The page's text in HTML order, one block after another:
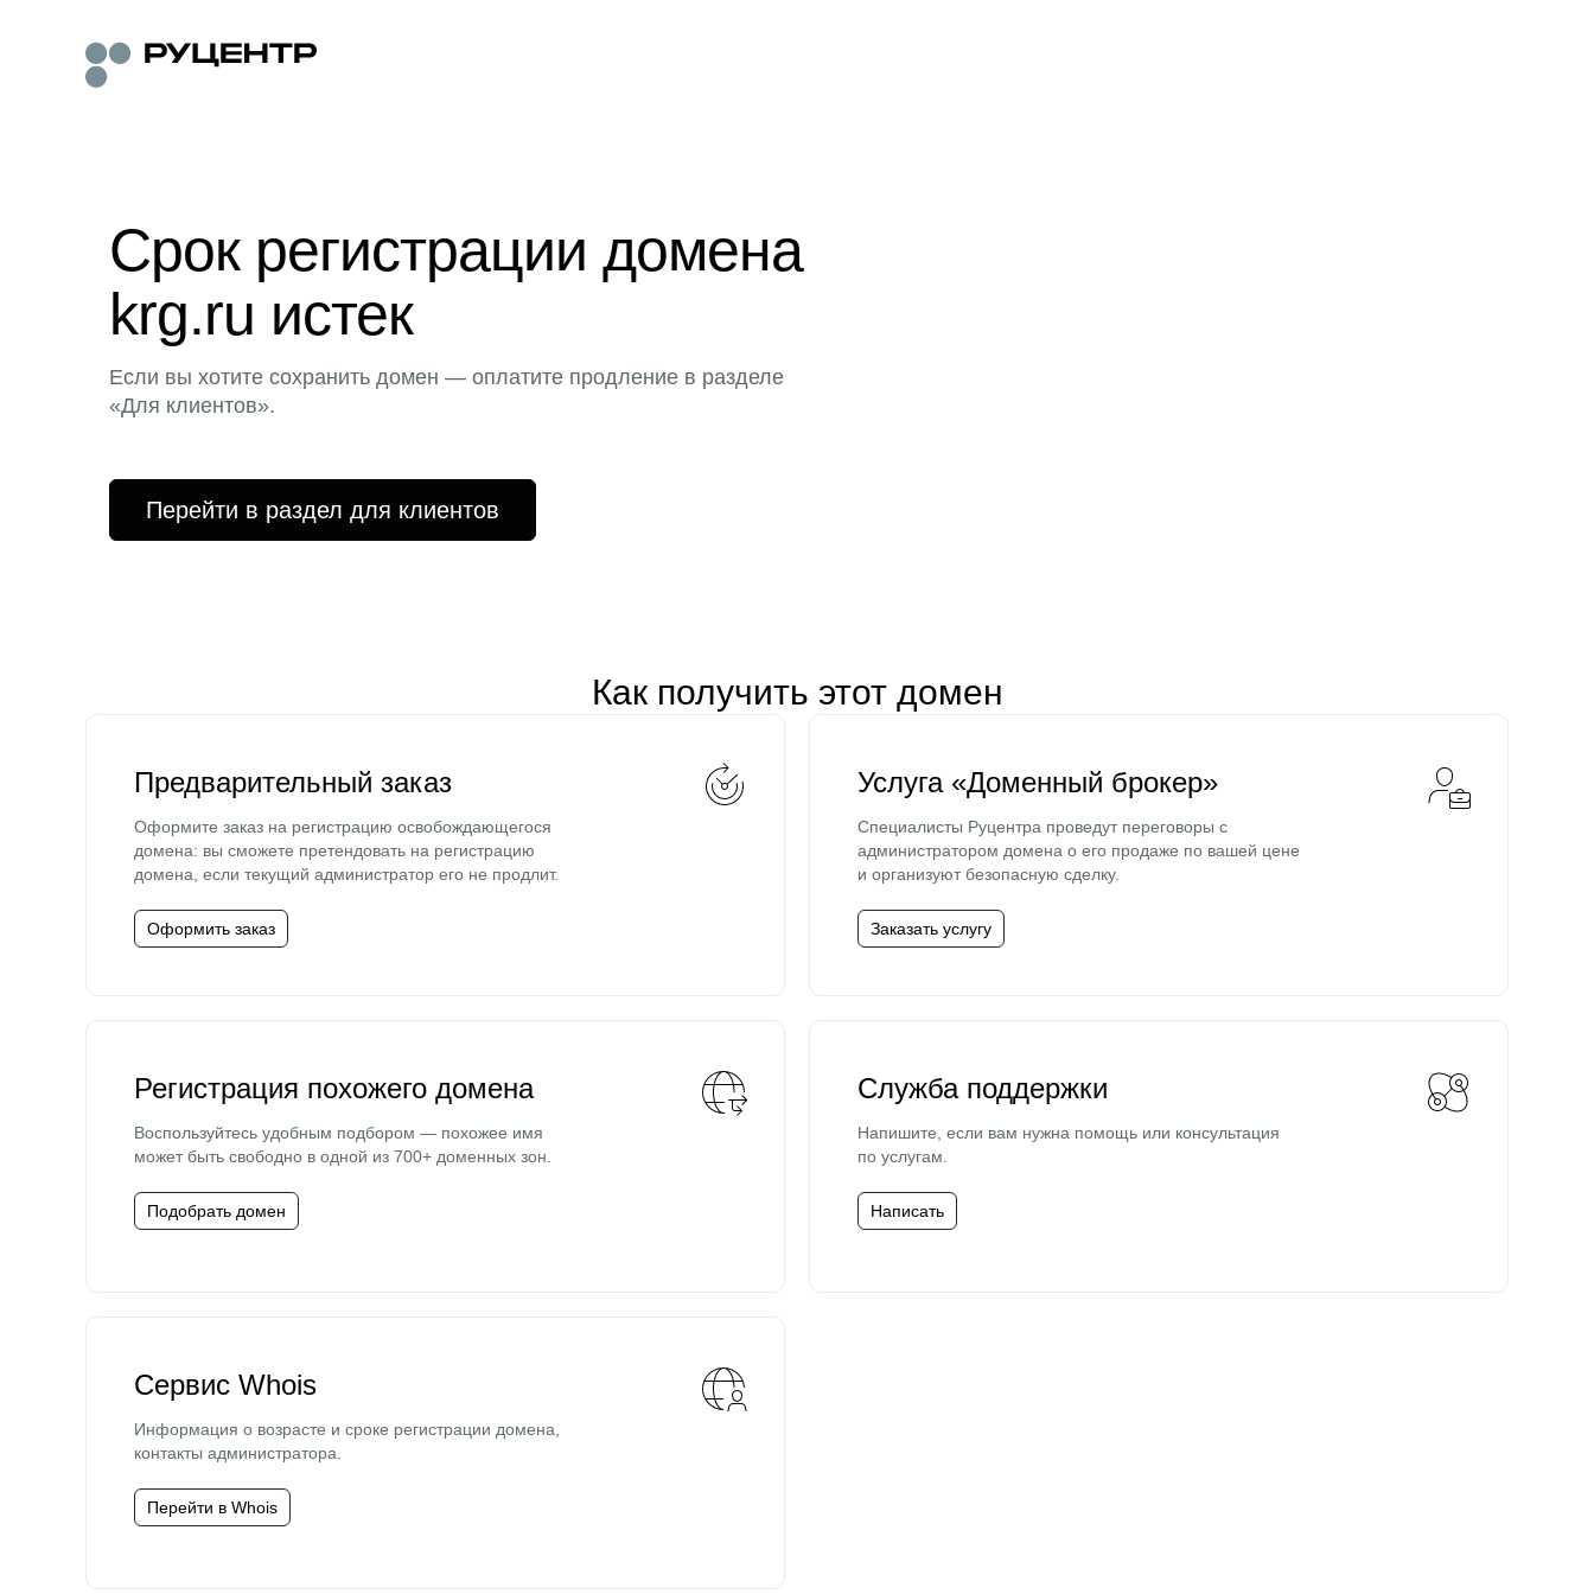
Срок регистрации домена
krg.ru истек
Если вы хотите сохранить домен — оплатите продление в разделе
«Для клиентов».
Перейти в раздел для клиентов
Как получить этот домен
Предварительный заказ
Оформите заказ на регистрацию освобождающегося
домена: вы сможете претендовать на регистрацию
домена, если текущий администратор его не продлит.
Оформить заказ
Услуга «Доменный брокер»
Специалисты Руцентра проведут переговоры с
администратором домена о его продаже по вашей цене
и организуют безопасную сделку.
Заказать услугу
Регистрация похожего домена
Воспользуйтесь удобным подбором — похожее имя
может быть свободно в одной из 700+ доменных зон.
Подобрать домен
Служба поддержки
Напишите, если вам нужна помощь или консультация
по услугам.
Написать
Сервис Whois
Информация о возрасте и сроке регистрации домена,
контакты администратора.
Перейти в Whois